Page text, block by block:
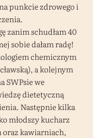
punkcie zdrowego i
zanim schudłam 40
sobie dałam radę!
chemicznym
a kolejnym
SWPsie we
dietetyczną
Następnie kilka
młodszy kucharz
oraz kawiarniach,